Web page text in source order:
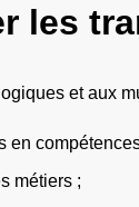
les
et aux
en
métiers ;